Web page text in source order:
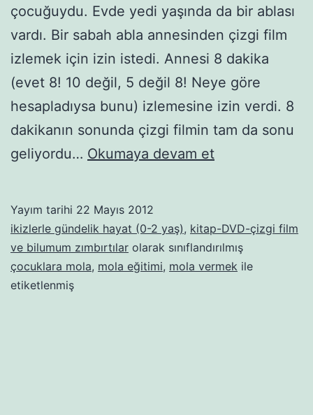
çocuğuydu. Evde yedi yaşında da bir ablası
vardı. Bir sabah abla annesinden çizgi film
izlemek için izin istedi. Annesi 8 dakika
(evet 8! 10 değil, 5 değil 8! Neye göre
hesapladıysa bunu) izlemesine izin verdi. 8
dakikanın sonunda çizgi filmin tam da sonu
geliyordu… Okumaya devam etBir
zamanı
geldi
hayata!
Yayım tarihi 22 Mayıs 2012
ikizlerle gündelik hayat (0-2 yaş), kitap-DVD-çizgi film
ve bilumum zımbırtılar olarak sınıflandırılmış
çocuklara mola, mola eğitimi, mola vermek ile
etiketlenmiş